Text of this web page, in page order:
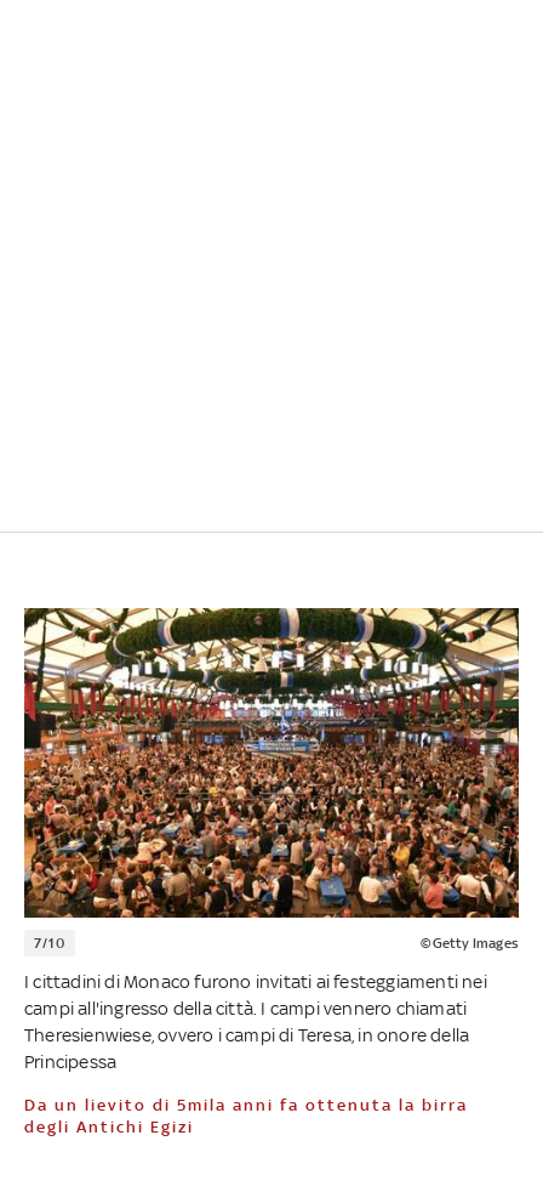
7/10 ©Getty Images
I cittadini di Monaco furono invitati ai festeggiamenti nei
campi all'ingresso della città. I campi vennero chiamati
Theresienwiese, ovvero i campi di Teresa, in onore della
Principessa
Da un lievito di 5mila anni fa ottenuta la birra
degli Antichi Egizi